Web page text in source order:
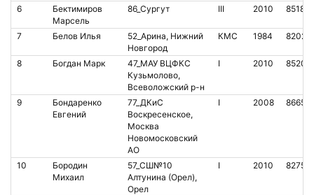
6
Бектимиров
Марсель
86_Сургут III 2010
7 Белов Илья
52_Арина, Нижний
Новгород
КМС 1984
8 Богдан Марк
47_МАУ ВЦФКС
Кузьмолово,
Всеволожский р-н
I 2010
9
Бондаренко
Евгений
77_ДКиС
Воскресенское,
Москва
Новомосковский
АО
I 2008
10
Бородин
Михаил
57_СШ№10
Алтунина (Орел),
Орел
I 2010